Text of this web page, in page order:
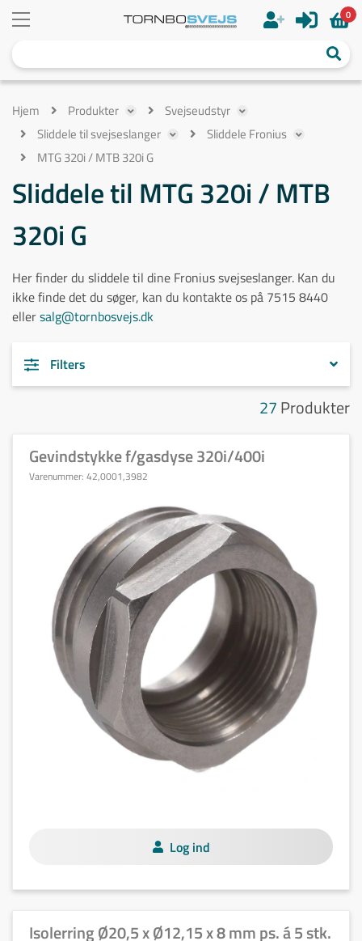
0
Hjem Produkter
Svejseudstyr
Sliddele til svejseslanger
Sliddele Fronius
MTG 320i / MTB 320i G
Sliddele til MTG 320i / MTB
320i G
Her finder du sliddele til dine Fronius svejseslanger. Kan du
ikke finde det du søger, kan du kontakte os på 7515 8440
ellersalg@tornbosvejs.dk
Filters
27Produkter
Gevindstykke f/gasdyse 320i/400i
Varenummer: 42,0001,3982
Log ind
Isolerring Ø20,5 x Ø12,15 x 8 mm ps. á 5 stk.